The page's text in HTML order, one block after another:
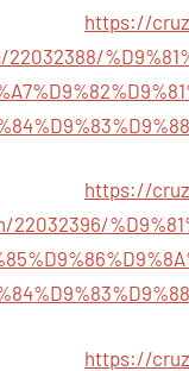
https://
https://
22032396/
https://